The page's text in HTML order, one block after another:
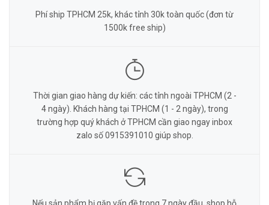
Phí ship TPHCM 25k, khác tỉnh 30k toàn quốc (đơn từ
1500k free ship)
Thời gian giao hàng dự kiến: các tỉnh ngoài TPHCM (2 -
4 ngày). Khách hàng tại TPHCM (1 - 2 ngày), trong
trường hợp quý khách ở TPHCM cần giao ngay inbox
zalo số 0915391010 giúp shop.
Nếu sản phẩm bị gặp vấn đề trong 7 ngày đầu, shop hỗ